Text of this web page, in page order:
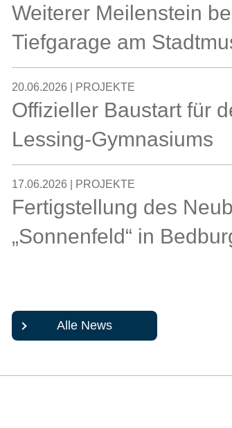
Weiterer Meilenstein
Tiefgarage am
20.06.2026 | PROJEKTE
Offizieller Baustart für
Lessing-Gymnasiums
17.06.2026 | PROJEKTE
Fertigstellung des
„Sonnenfeld“ in
Alle News